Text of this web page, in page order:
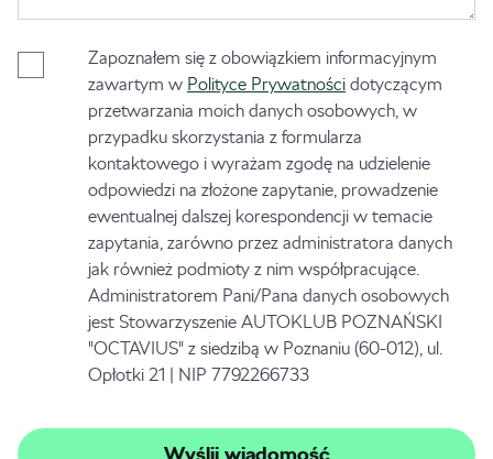
Zapoznałem się z obowiązkiem informacyjnym
zawartym w Polityce Prywatności dotyczącym
przetwarzania moich danych osobowych, w
przypadku skorzystania z formularza
kontaktowego i wyrażam zgodę na udzielenie
odpowiedzi na złożone zapytanie, prowadzenie
ewentualnej dalszej korespondencji w temacie
zapytania, zarówno przez administratora danych
jak również podmioty z nim współpracujące.
Administratorem Pani/Pana danych osobowych
jest Stowarzyszenie AUTOKLUB POZNAŃSKI
"OCTAVIUS" z siedzibą w Poznaniu (60-012), ul.
Opłotki 21 | NIP 7792266733